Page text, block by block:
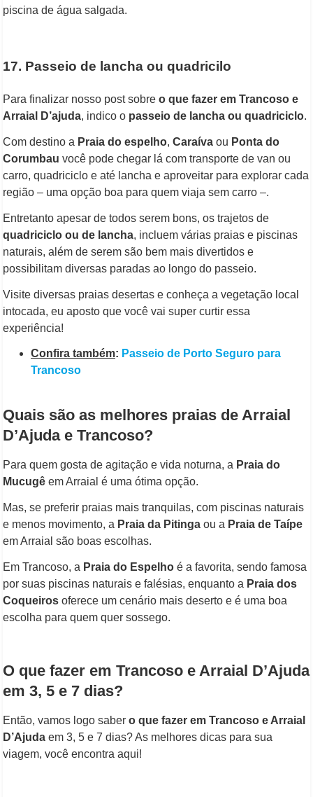
piscina de água salgada.
17. Passeio de lancha ou quadricilo
Para finalizar nosso post sobre o que fazer em Trancoso e
Arraial D’ajuda, indico o passeio de lancha ou quadriciclo.
Com destino a Praia do espelho, Caraíva ou Ponta do
Corumbau você pode chegar lá com transporte de van ou
carro, quadriciclo e até lancha e aproveitar para explorar cada
região – uma opção boa para quem viaja sem carro –.
Entretanto apesar de todos serem bons, os trajetos de
quadriciclo ou de lancha, incluem várias praias e piscinas
naturais, além de serem são bem mais divertidos e
possibilitam diversas paradas ao longo do passeio.
Visite diversas praias desertas e conheça a vegetação local
intocada, eu aposto que você vai super curtir essa
experiência!
Confira também: Passeio de Porto Seguro para
Trancoso
Quais são as melhores praias de Arraial
D’Ajuda e Trancoso?
Para quem gosta de agitação e vida noturna, a Praia do
Mucugê em Arraial é uma ótima opção.
Mas, se preferir praias mais tranquilas, com piscinas naturais
e menos movimento, a Praia da Pitinga ou a Praia de Taípe
em Arraial são boas escolhas.
Em Trancoso, a Praia do Espelho é a favorita, sendo famosa
por suas piscinas naturais e falésias, enquanto a Praia dos
Coqueiros oferece um cenário mais deserto e é uma boa
escolha para quem quer sossego.
O que fazer em Trancoso e Arraial D’Ajuda
em 3, 5 e 7 dias?
Então, vamos logo saber o que fazer em Trancoso e Arraial
D’Ajuda em 3, 5 e 7 dias? As melhores dicas para sua
viagem, você encontra aqui!